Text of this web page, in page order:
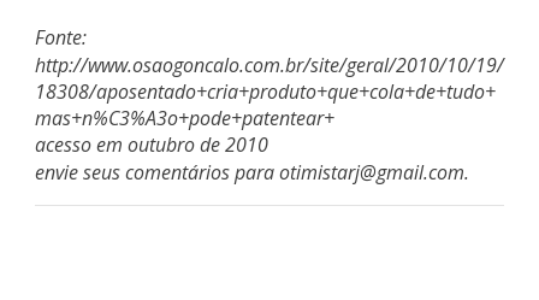
Fonte:
http://www.osaogoncalo.com.br/site/geral/2010/10/19/
18308/aposentado+cria+produto+que+cola+de+tudo+
mas+n%C3%A3o+pode+patentear+
acesso em outubro de 2010
envie seus comentários paraotimistarj@gmail.com.